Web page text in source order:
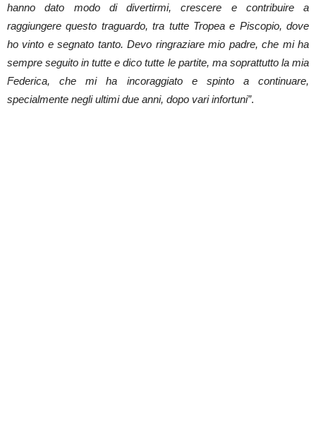
hanno dato modo di divertirmi, crescere e contribuire a
raggiungere questo traguardo, tra tutte Tropea e Piscopio, dove
ho vinto e segnato tanto. Devo ringraziare mio padre, che mi ha
sempre seguito in tutte e dico tutte le partite, ma soprattutto la mia
Federica, che mi ha incoraggiato e spinto a continuare,
specialmente negli ultimi due anni, dopo vari infortuni”.